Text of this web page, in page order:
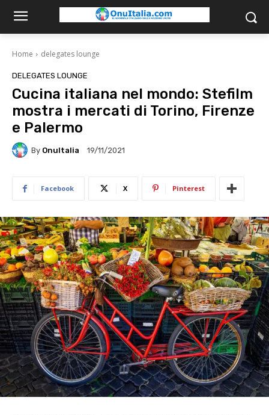
Home delegates lounge
DELEGATES LOUNGE
Cucina italiana nel mondo: Stefilm
mostra i mercati di Torino, Firenze
e Palermo
By OnuItalia 19/11/2021
Facebook X Pinterest